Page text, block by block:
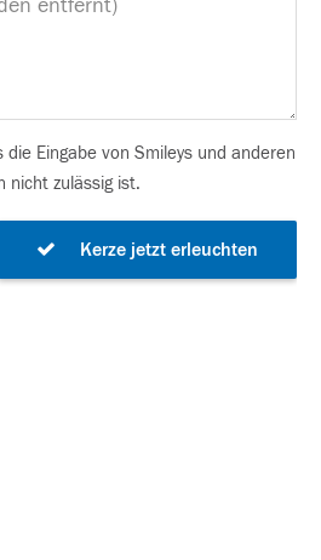
Eingabe von Smileys und anderen
nicht zulässig ist.
Kerze jetzt erleuchten